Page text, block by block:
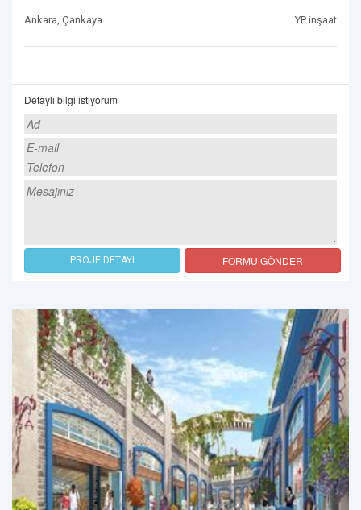
Ankara, Çankaya YP inşaat
Detaylı bilgi istiyorum
PROJE DETAYI FORMU GÖNDER